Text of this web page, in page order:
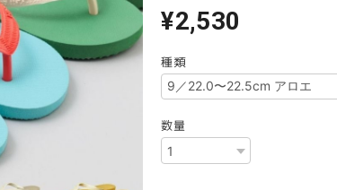
¥2,530
種類
数量